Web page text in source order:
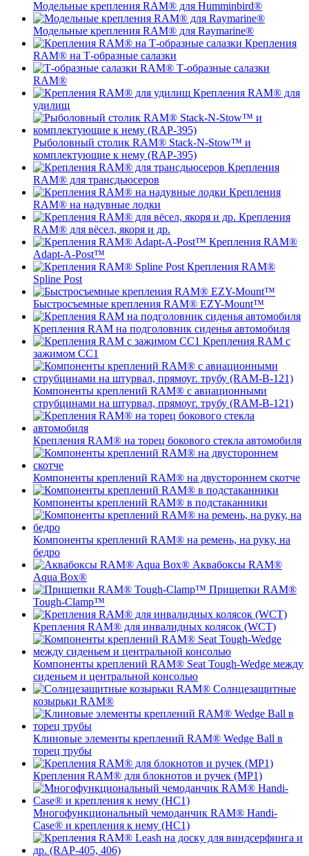
Модельные крепления RAM® для Humminbird®
Модельные крепления RAM® для Raymarine®
Крепления
RAM® на Т-образные салазки
Т-образные салазки
RAM®
Крепления RAM® для
удилищ
Рыболовный столик RAM® Stack-N-Stow™ и
комплектующие к нему (RAP-395)
Крепления
RAM® для трансдьюсеров
Крепления
RAM® на надувные лодки
Крепления
RAM® для вёсел, якоря и др.
Крепления RAM®
Adapt-A-Post™
Крепления RAM®
Spline Post
Быстросъемные крепления RAM® EZY-Mount™
Крепления RAM на подголовник сиденья автомобиля
Крепления RAM с
зажимом СС1
Компоненты креплений RAM® с авиационными
струбцинами на штурвал, прямоуг. трубу (RAM-B-121)
Крепления RAM® на торец бокового стекла автомобиля
Компоненты креплений RAM® на двустороннем скотче
Компоненты креплений RAM® в подстаканники
Компоненты креплений RAM® на ремень, на руку, на
бедро
Аквабоксы RAM®
Aqua Box®
Прищепки RAM®
Tough-Clamp™
Крепления RAM® для инвалидных колясок (WCT)
Компоненты креплений RAM® Seat Tough-Wedge между
сиденьем и центральной консолью
Солнцезащитные
козырьки RAM®
Клиновые элементы креплений RAM® Wedge Ball в
торец трубы
Крепления RAM® для блокнотов и ручек (MP1)
Многофункциональный чемоданчик RAM® Handi-
Case® и крепления к нему (HC1)